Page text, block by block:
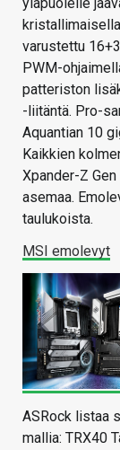
yläpuolelle
varustettu
PWM-
patteriston
-liitäntä. Pro-
Aquantian 10
Kaikkien
Xpander-Z
asemaa.
taulukoista.
MSI emolevyt
ASRock listaa
mallia: TRX40